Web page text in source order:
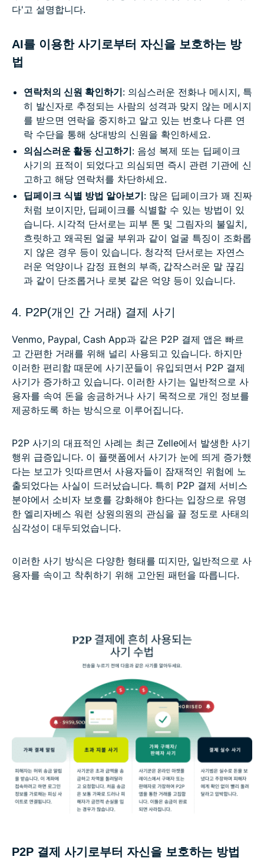
다'고 설명합니다.
AI를 이용한 사기로부터 자신을 보호하는 방
법
연락처의 신원 확인하기: 의심스러운 전화나 메시지, 특
히 발신자로 추정되는 사람의 성격과 맞지 않는 메시지
를 받으면 연락을 중지하고 알고 있는 번호나 다른 연
락 수단을 통해 상대방의 신원을 확인하세요.
의심스러운 활동 신고하기: 음성 복제 또는 딥페이크
사기의 표적이 되었다고 의심되면 즉시 관련 기관에 신
고하고 해당 연락처를 차단하세요.
딥페이크 식별 방법 알아보기: 많은 딥페이크가 꽤 진짜
처럼 보이지만, 딥페이크를 식별할 수 있는 방법이 있
습니다. 시각적 단서로는 피부 톤 및 그림자의 불일치,
흐릿하고 왜곡된 얼굴 부위과 같이 얼굴 특징이 조화롭
지 않은 경우 등이 있습니다. 청각적 단서로는 자연스
러운 억양이나 감정 표현의 부족, 갑작스러운 말 끊김
과 같이 단조롭거나 로봇 같은 억양 등이 있습니다.
4. P2P(개인 간 거래) 결제 사기
Venmo, Paypal, Cash App과 같은 P2P 결제 앱은 빠르
고 간편한 거래를 위해 널리 사용되고 있습니다. 하지만
이러한 편리함 때문에 사기꾼들이 유입되면서 P2P 결제
사기가 증가하고 있습니다. 이러한 사기는 일반적으로 사
용자를 속여 돈을 송금하거나 사기 목적으로 개인 정보를
제공하도록 하는 방식으로 이루어집니다.
P2P 사기의 대표적인 사례는 최근 Zelle에서 발생한 사기
행위 급증입니다. 이 플랫폼에서 사기가 눈에 띄게 증가했
다는 보고가 잇따르면서 사용자들이 잠재적인 위험에 노
출되었다는 사실이 드러났습니다. 특히 P2P 결제 서비스
분야에서 소비자 보호를 강화해야 한다는 입장으로 유명
한 엘리자베스 워런 상원의원의 관심을 끌 정도로 사태의
심각성이 대두되었습니다.
이러한 사기 방식은 다양한 형태를 띠지만, 일반적으로 사
용자를 속이고 착취하기 위해 고안된 패턴을 따릅니다.
P2P 결제 사기로부터 자신을 보호하는 방법